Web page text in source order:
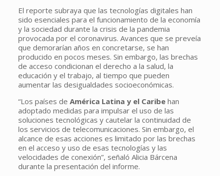
El reporte subraya que las tecnologías digitales han
sido esenciales para el funcionamiento de la economía
y la sociedad durante la crisis de la pandemia
provocada por el coronavirus. Avances que se preveía
que demorarían años en concretarse, se han
producido en pocos meses. Sin embargo, las brechas
de acceso condicionan el derecho a la salud, la
educación y el trabajo, al tiempo que pueden
aumentar las desigualdades socioeconómicas.
“Los países de América Latina y el Caribehan
adoptado medidas para impulsar el uso de las
soluciones tecnológicas y cautelar la continuidad de
los servicios de telecomunicaciones. Sin embargo, el
alcance de esas acciones es limitado por las brechas
en el acceso y uso de esas tecnologías y las
velocidades de conexión”, señaló Alicia Bárcena
durante la presentación del informe.